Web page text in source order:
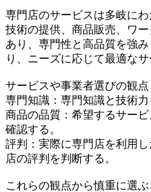
専門店のサービスは多岐に
技術の提供、商品販売、ワ
あり、専門性と高品質を強
り、ニーズに応じて最適な
サービスや事業者選びの観点
専門知識：専門知識と技術
商品の品質：希望するサー
確認する。
評判：実際に専門店を利用
店の評判を判断する。
これらの観点から慎重に選